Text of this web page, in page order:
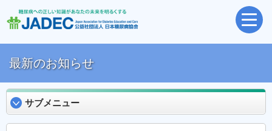
最新のお知らせ
サブメニュー